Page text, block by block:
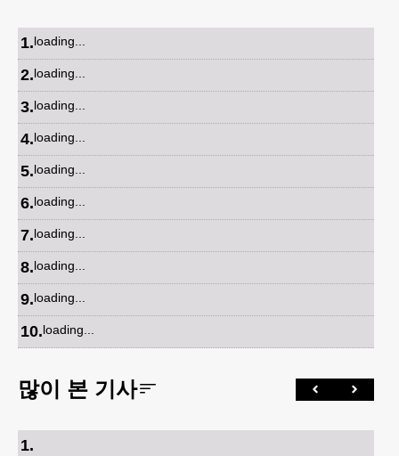
1.loading...
2.loading...
3.loading...
4.loading...
5.loading...
6.loading...
7.loading...
8.loading...
9.loading...
10.loading...
많이 본 기사
1.